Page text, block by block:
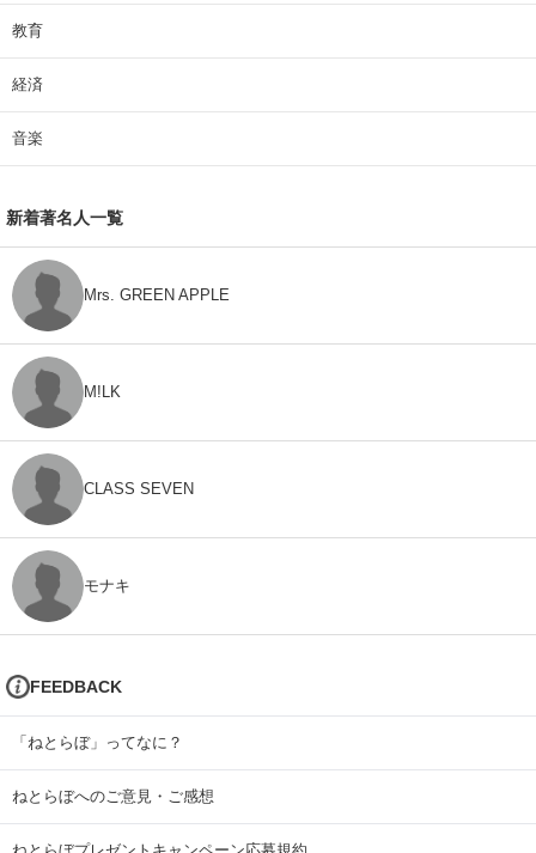
教育
経済
音楽
新着著名人一覧
Mrs. GREEN APPLE
M!LK
CLASS SEVEN
モナキ
FEEDBACK
「ねとらぼ」ってなに？
ねとらぼへのご意見・ご感想